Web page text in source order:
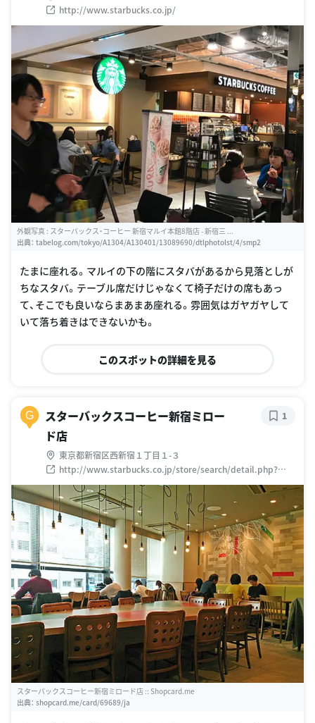
http://www.starbucks.co.jp/
外観写真 : スターバックス・コーヒー 新宿マルイ本館8階店 - 新宿三 ...
出典： tabelog.com/tokyo/A1304/A130401/13089690/dtlphotolst/4/smp2
たまに座れる。マルイの下の階にスタバがあるから見落としが
ちなスタバ。テーブル席だけじゃなくて椅子だけの席もあっ
て、そこでも良いならまあまあ座れる。雰囲気はガヤガヤして
いて落ち着きはできないかも。
このスポットの詳細を見る
G
スターバックスコーヒー新宿ミロー
ド店
東京都新宿区西新宿１丁目１-３
http://www.starbucks.co.jp/store/search/detail.php?
id=1340
1
スターバックスコーヒー新宿ミロード店 :: Shopcard.me
出典： shopcard.me/card/69689/ja